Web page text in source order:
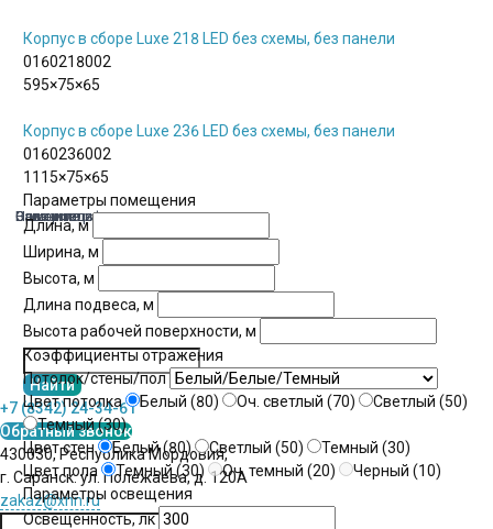
+7 (8342) 24-34-61
Обратный звонок
430030, Республика Мордовия,
г. Саранск. ул. Полежаева, д. 120А
zakaz@xnn.ru
Корпус в сборе Luxe 218 LED без схемы, без панели
0160218002
595×75×65
Корпус в сборе Luxe 236 LED без схемы, без панели
0160236002
1115×75×65
Параметры помещения
Длина, м
Ширина, м
Высота, м
Длина подвеса, м
Высота рабочей поверхности, м
Коэффициенты отражения
Потолок/стены/пол
Цвет потолка
Белый (80) Оч. светлый (70)
Светлый (50)
Темный (30)
Цвет стен
Белый (80) Светлый (50)
Темный (30)
Цвет пола
Темный (30) Оч. темный (20)
Черный (10)
Параметры освещения
Освещенность, лк
Ваше имя
Организация
Номер телефона
Описание расчета